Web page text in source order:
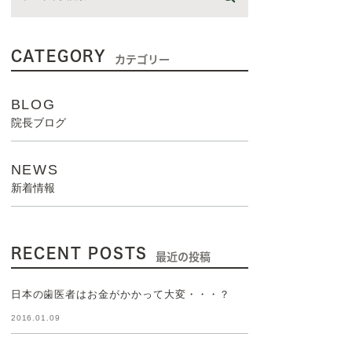
CATEGORY カテゴリー
BLOG
院長ブログ
NEWS
新着情報
RECENT POSTS 最近の投稿
日本の歯医者はお金がかかって大変・・・？
2016.01.09